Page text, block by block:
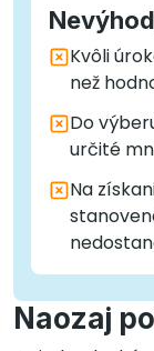
Kvôli
než
Do
určité
Na
Naozaj